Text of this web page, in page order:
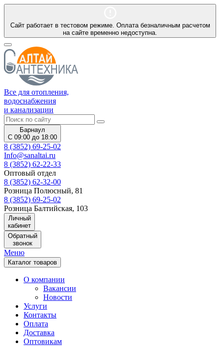
Сайт работает в тестовом режиме. Оплата безналичным расчетом
на сайте временно недоступна.
Все для отопления,
водоснабжения
и канализации
Барнаул
С 09:00 до 18:00
8 (3852) 69-25-02
Info@sanaltai.ru
8 (3852) 62-22-33
Оптовый отдел
8 (3852) 62-32-00
Розница Полюсный, 81
8 (3852) 69-25-02
Розница Балтийская, 103
Личный
кабинет
Обратный
звонок
Меню
Каталог товаров
О компании
Вакансии
Новости
Услуги
Контакты
Оплата
Доставка
Оптовикам